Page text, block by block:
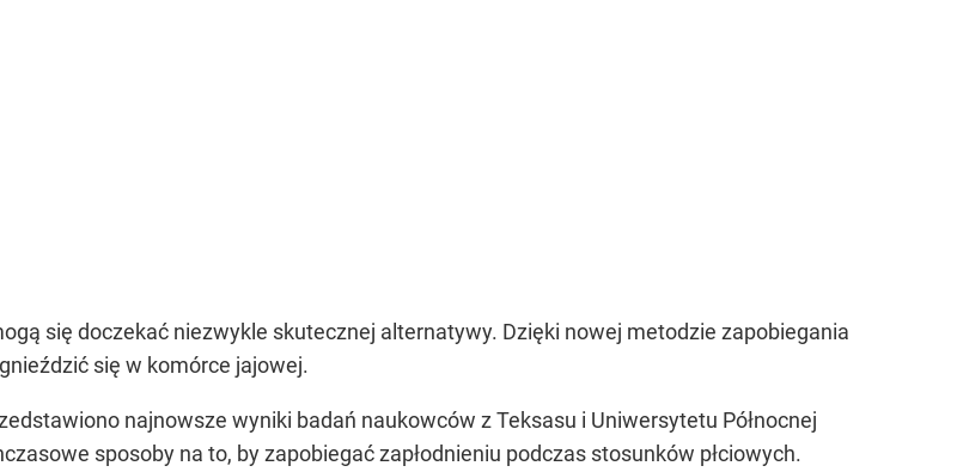
się doczekać niezwykle skutecznej alternatywy. Dzięki nowej metodzie zapobiegania
się w komórce jajowej.
najnowsze wyniki badań naukowców z Teksasu i Uniwersytetu Północnej
sposoby na to, by zapobiegać zapłodnieniu podczas stosunków płciowych.